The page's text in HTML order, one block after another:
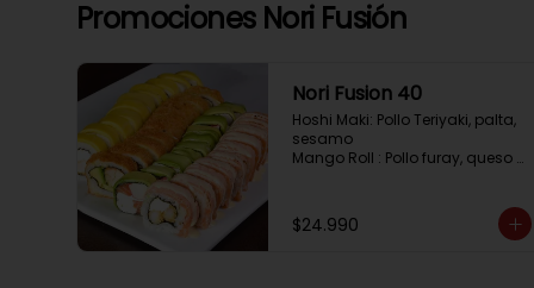
California Caprese: Tomate,
Promociones Nori Fusión
Nori Fusion 40
Hoshi Maki: Pollo Teriyaki, palta,
sesamo
Mango Roll : Pollo furay, queso
Avocado Oriental: Salmon,
Kanikama, Queso crema,
$24.990